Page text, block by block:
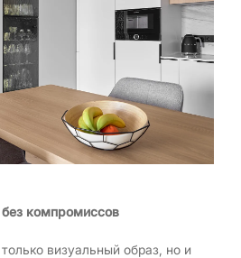
компромиссов
визуальный образ, но и